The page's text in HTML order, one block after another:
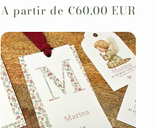
Precio
A partir de €60,00 EUR